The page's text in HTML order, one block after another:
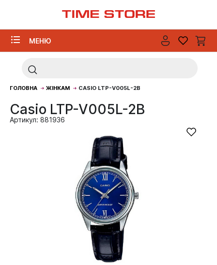
МЕНЮ
ГОЛОВНА ЖІНКАМ CASIO LTP-V005L-2B
Casio LTP-V005L-2B
Артикул: 881936